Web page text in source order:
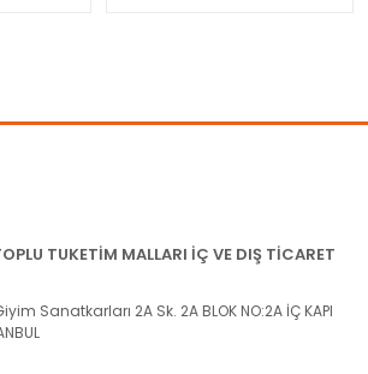
TUKETİM MALLARI İÇ VE DIŞ TİCARET
Sanatkarları 2A Sk. 2A BLOK NO:2A İÇ KAPI